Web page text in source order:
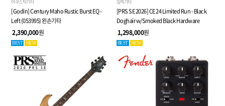
어쿠스틱기타
[Godin] Century Maho Rustic Burst EQ -
Left (053995) 왼손기타
2,390,000원
BEST NEW
일렉기타
[PRS SE 2026] CE 24 Limited Run - Black
Doghair w/Smoked Black Hardware
1,298,000원
BEST NEW